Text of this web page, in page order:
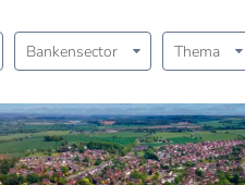
Bankensector Thema